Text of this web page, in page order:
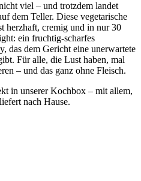
viel – und trotzdem landet
dem Teller. Diese vegetarische
herzhaft, cremig und in nur 30
ein fruchtig-scharfes
das dem Gericht eine unerwartete
Für alle, die Lust haben, mal
– und das ganz ohne Fleisch.
in unserer Kochbox – mit allem,
nach Hause.